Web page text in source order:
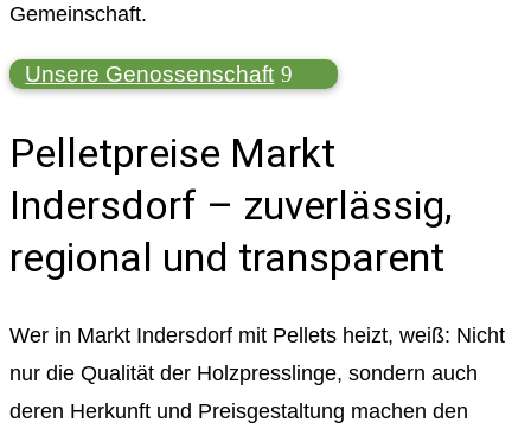
Gemeinschaft.
Unsere Genossenschaft
Pelletpreise Markt
Indersdorf – zuverlässig,
regional und transparent
Wer in Markt Indersdorf mit Pellets heizt, weiß: Nicht
nur die Qualität der Holzpresslinge, sondern auch
deren Herkunft und Preisgestaltung machen den